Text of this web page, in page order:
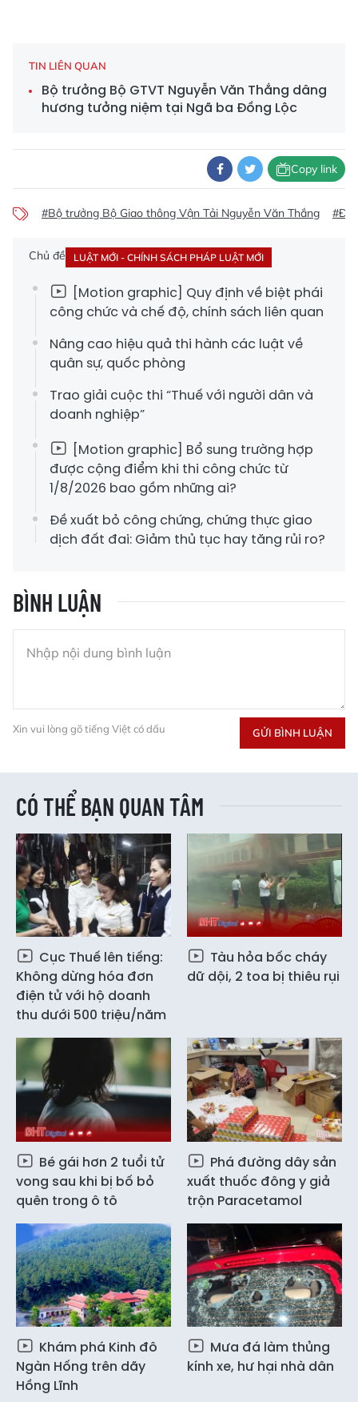
TIN LIÊN QUAN
Bộ trưởng Bộ GTVT Nguyễn Văn Thắng dâng
hương tưởng niệm tại Ngã ba Đồng Lộc
Copy link
#Bộ trưởng Bộ Giao thông Vận Tải Nguyễn Văn Thắng #Đề
Chủ đề LUẬT MỚI - CHÍNH SÁCH PHÁP LUẬT MỚI
[Motion graphic] Quy định về biệt phái
công chức và chế độ, chính sách liên quan
Nâng cao hiệu quả thi hành các luật về
quân sự, quốc phòng
Trao giải cuộc thi “Thuế với người dân và
doanh nghiệp”
[Motion graphic] Bổ sung trường hợp
được cộng điểm khi thi công chức từ
1/8/2026 bao gồm những ai?
Đề xuất bỏ công chứng, chứng thực giao
dịch đất đai: Giảm thủ tục hay tăng rủi ro?
BÌNH LUẬN
Xin vui lòng gõ tiếng Việt có dấu GỬI BÌNH LUẬN
CÓ THỂ BẠN QUAN TÂM
Cục Thuế lên tiếng:
Không dừng hóa đơn
điện tử với hộ doanh
thu dưới 500 triệu/năm
Tàu hỏa bốc cháy
dữ dội, 2 toa bị thiêu rụi
Bé gái hơn 2 tuổi tử
vong sau khi bị bố bỏ
quên trong ô tô
Phá đường dây sản
xuất thuốc đông y giả
trộn Paracetamol
Khám phá Kinh đô
Ngàn Hống trên dãy
Hồng Lĩnh
Mưa đá làm thủng
kính xe, hư hại nhà dân